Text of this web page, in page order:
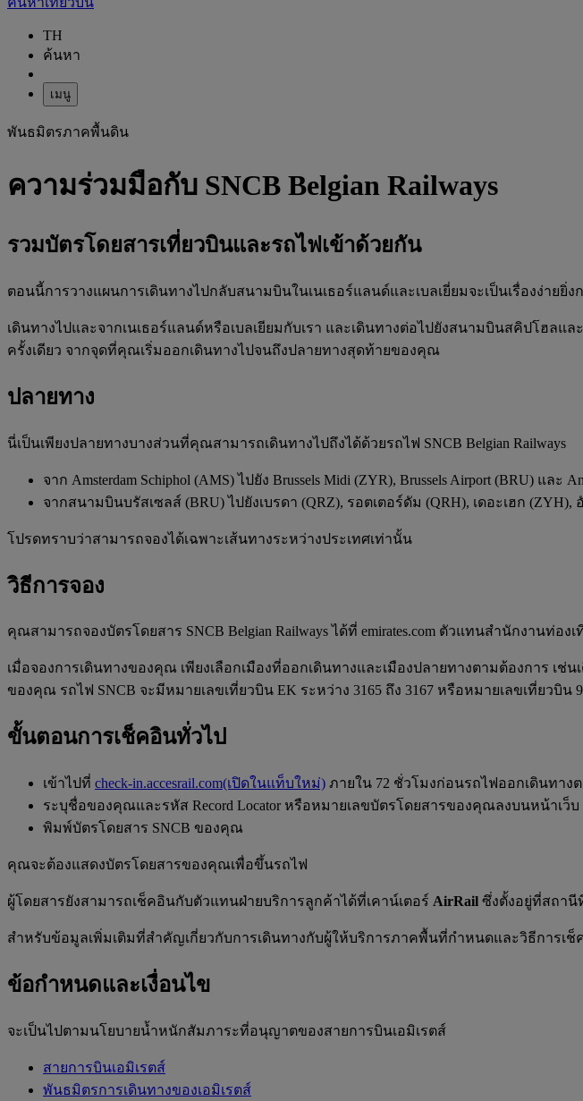
TH
ค้นหา
เมนู
พันธมิตรภาคพื้นดิน
ความร่วมมือกับ SNCB Belgian Railways
รวมบัตรโดยสารเที่ยวบินและรถไฟเข้าด้วยกัน
ตอนนี้การวางแผนการเดินทางไปกลับสนามบินในเนเธอร์แลนด์และเบลเยี่ยมจะเป็นเรื่องง่ายยิ่ง
เดินทางไปและจากเนเธอร์แลนด์หรือเบลเยียมกับเรา และเดินทางต่อไปยังสนามบินสคิปโฮลแ
ครั้งเดียว จากจุดที่คุณเริ่มออกเดินทางไปจนถึงปลายทางสุดท้ายของคุณ
ปลายทาง
นี่เป็นเพียงปลายทางบางส่วนที่คุณสามารถเดินทางไปถึงได้ด้วยรถไฟ SNCB Belgian Railways
จาก Amsterdam Schiphol (AMS) ไปยัง Brussels Midi (ZYR), Brussels Airport (BRU) และ
จากสนามบินบรัสเซลส์ (BRU) ไปยังเบรดา (QRZ), รอตเตอร์ดัม (QRH), เดอะเฮก
โปรดทราบว่าสามารถจองได้เฉพาะเส้นทางระหว่างประเทศเท่านั้น
วิธีการจอง
คุณสามารถจองบัตรโดยสาร SNCB Belgian Railways ได้ที่ emirates.com ตัวแทนสำนักงานท่
เมื่อจองการเดินทางของคุณ เพียงเลือกเมืองที่ออกเดินทางและเมืองปลายทางตามต้องการ
ของคุณ รถไฟ SNCB จะมีหมายเลขเที่ยวบิน EK ระหว่าง 3165 ถึง 3167 หรือหมายเลขเที่ยวบิน
ขั้นตอนการเช็คอินทั่วไป
เข้าไปที่ check-in.accesrail.com(เปิดในแท็บใหม่) ภายใน 72 ชั่วโมงก่อนรถไฟออกเดินทาง
ระบุชื่อของคุณและรหัส Record Locator หรือหมายเลขบัตรโดยสารของคุณลงบนหน้าเว็บ
พิมพ์บัตรโดยสาร SNCB ของคุณ
คุณจะต้องแสดงบัตรโดยสารของคุณเพื่อขึ้นรถไฟ
ผู้โดยสารยังสามารถเช็คอินกับตัวแทนฝ่ายบริการลูกค้าได้ที่เคาน์เตอร์ AirRail ซึ่งตั้งอยู่ที่สถานีที่
สำหรับข้อมูลเพิ่มเติมที่สำคัญเกี่ยวกับการเดินทางกับผู้ให้บริการภาคพื้นที่กำหนดและวิธีการเช็
ข้อกำหนดและเงื่อนไข
จะเป็นไปตามนโยบายน้ำหนักสัมภาระที่อนุญาตของสายการบินเอมิเรตส์
สายการบินเอมิเรตส์
พันธมิตรการเดินทางของเอมิเรตส์